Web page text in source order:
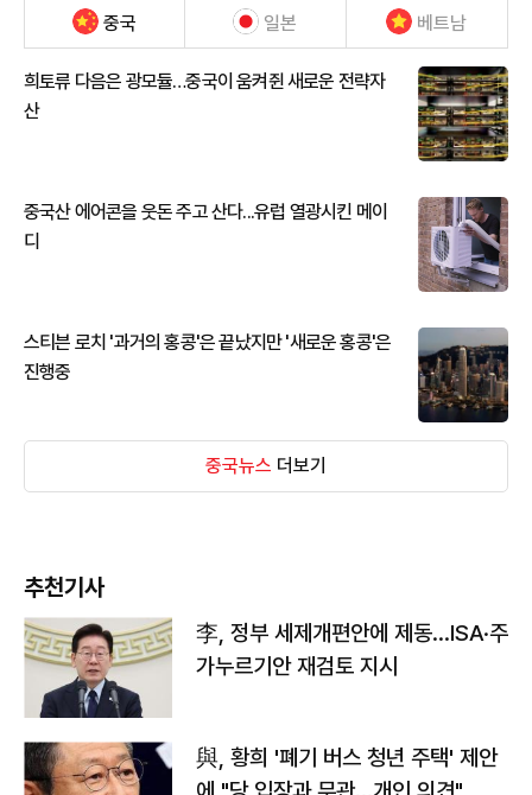
중국 일본 베트남
희토류 다음은 광모듈…중국이 움켜쥔 새로운 전략자
산
중국산 에어콘을 웃돈 주고 산다...유럽 열광시킨 메이
디
스티븐 로치 '과거의 홍콩'은 끝났지만 '새로운 홍콩'은
진행중
중국뉴스 더보기
추천기사
李, 정부 세제개편안에 제동…ISA·주
가누르기안 재검토 지시
與, 황희 '폐기 버스 청년 주택' 제안